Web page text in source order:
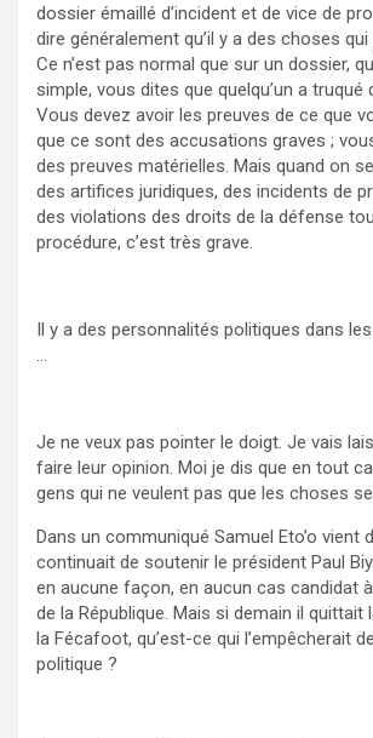
dossier émaillé d’incident et de vice de
dire généralement qu’il y a des choses
Ce n’est pas normal que sur un dossier,
simple, vous dites que quelqu’un a truqué
Vous devez avoir les preuves de ce que
que ce sont des accusations graves ;
des preuves matérielles. Mais quand on
des artifices juridiques, des incidents de
des violations des droits de la défense
procédure, c’est très grave.
Il y a des personnalités politiques dans
…
Je ne veux pas pointer le doigt. Je vais
faire leur opinion. Moi je dis que en tout
gens qui ne veulent pas que les choses
Dans un communiqué Samuel Eto’o vient
continuait de soutenir le président Paul
en aucune façon, en aucun cas candidat
de la République. Mais si demain il quittait
la Fécafoot, qu’est-ce qui l’empêcherait
politique ?